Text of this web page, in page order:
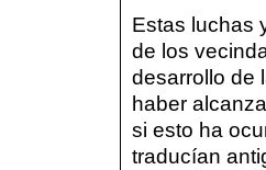
Estas luchas
de los
desarrollo de
haber
si esto ha
traducían